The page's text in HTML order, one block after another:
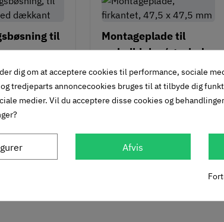
til
Montageplade til
møbelhjul m/ gevind -
firkantet - 47,5 x 47,5
mm
634.15.080
56 20 Inkl. moms
dig om at acceptere cookies til performance, sociale
tredjeparts annoncecookies bruges til at tilbyde dig
medier. Vil du acceptere disse cookies og
Afvis